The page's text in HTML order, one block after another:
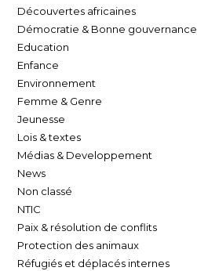
Découvertes africaines
Démocratie & Bonne gouvernance
Education
Enfance
Environnement
Femme & Genre
Jeunesse
Lois & textes
Médias & Developpement
News
Non classé
NTIC
Paix & résolution de conflits
Protection des animaux
Réfugiés et déplacés internes